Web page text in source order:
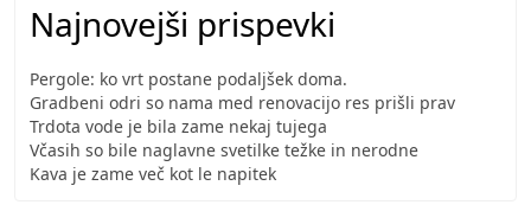
Najnovejši prispevki
Pergole: ko vrt postane podaljšek doma.
Gradbeni odri so nama med renovacijo res prišli prav
Trdota vode je bila zame nekaj tujega
Včasih so bile naglavne svetilke težke in nerodne
Kava je zame več kot le napitek